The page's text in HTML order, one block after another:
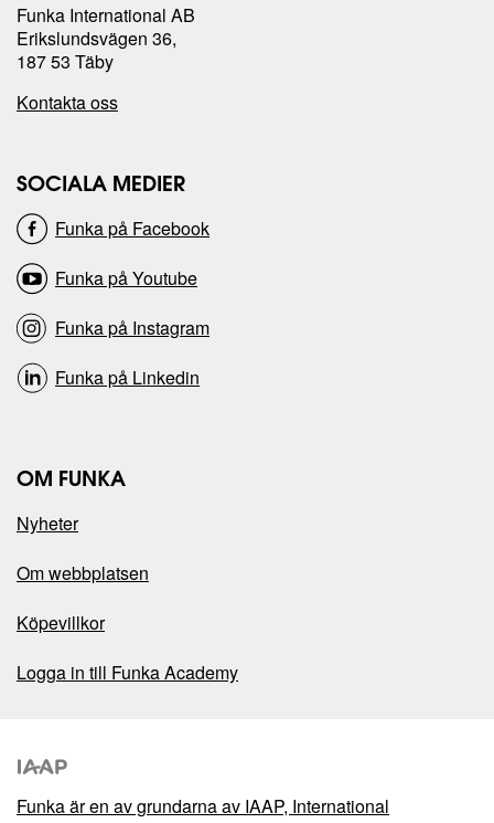
Funka International AB
Erikslundsvägen 36,
187 53 Täby
Kontakta oss
SOCIALA MEDIER
Funka på Facebook
Funka på Youtube
Funka på Instagram
Funka på Linkedin
OM FUNKA
Nyheter
Om webbplatsen
Köpevillkor
Logga in till Funka Academy
Funka är en av grundarna av IAAP, International